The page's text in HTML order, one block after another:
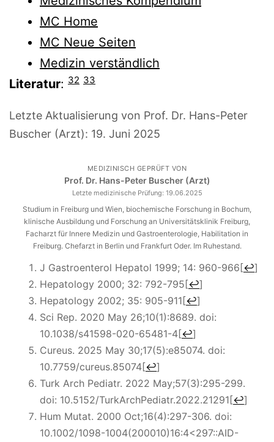
MC Home
MC Neue Seiten
Medizin verständlich
Literatur: 32 33
Letzte Aktualisierung von Prof. Dr. Hans-Peter
Buscher (Arzt): 19. Juni 2025
MEDIZINISCH GEPRÜFT VON
Prof. Dr. Hans-Peter Buscher (Arzt)
Letzte medizinische Prüfung: 19.06.2025
Studium in Freiburg und Wien, biochemische Forschung in Bochum,
klinische Ausbildung und Forschung an Universitätsklinik Freiburg,
Facharzt für Innere Medizin und Gastroenterologie, Habilitation in
Freiburg. Chefarzt in Berlin und Frankfurt Oder. Im Ruhestand.
J Gastroenterol Hepatol 1999; 14: 960-966[↩]
Hepatology 2000; 32: 792-795[↩]
Hepatology 2002; 35: 905-911[↩]
Sci Rep. 2020 May 26;10(1):8689. doi:
10.1038/s41598-020-65481-4[↩]
Cureus. 2025 May 30;17(5):e85074. doi:
10.7759/cureus.85074[↩]
Turk Arch Pediatr. 2022 May;57(3):295-299.
doi: 10.5152/TurkArchPediatr.2022.21291[↩]
Hum Mutat. 2000 Oct;16(4):297-306. doi:
10.1002/1098-1004(200010)16:4<297::AID-